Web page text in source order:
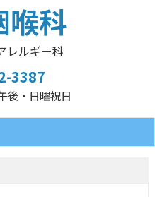
喉科
レルギー科
3387
後・日曜祝日